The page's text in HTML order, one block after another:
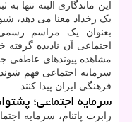
این ماندگاری البته تنها
یک رخداد معنا می دهد،
بعنوان یک مراسم
اجتماعی آن نادیده
مشاهده پیوندهای عاطفی
سرمایه اجتماعی فهم
فرهنگی ایران پیدا کنند.
سرمایه اجتماعی؛
رابرت پاتنام، سرمایه